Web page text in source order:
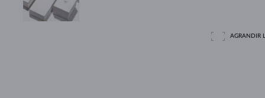
AGRANDIR